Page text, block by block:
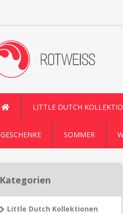
LITTLE DUTCH
GESCHENKE SOMMER
Kategorien
Little Dutch Kollektionen